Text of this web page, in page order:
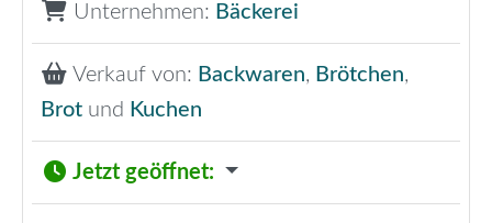
Unternehmen: Bäckerei
Verkauf von: Backwaren, Brötchen,
Brot und Kuchen
Jetzt geöffnet: